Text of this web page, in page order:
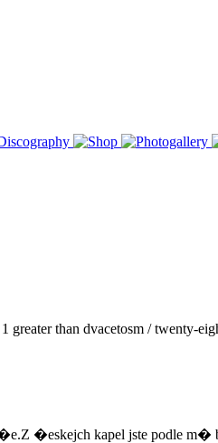
greater than dvacetosm / twenty-
�eskejch kapel jste podle